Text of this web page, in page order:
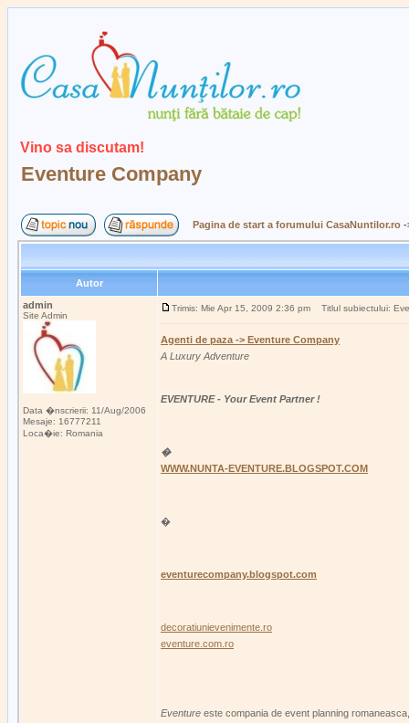
Vino sa discutam!
Eventure Company
Pagina de start a forumului CasaNuntilor.ro
Autor
admin
Site Admin
Data �nscrierii: 11/Aug/2006
Mesaje: 16777211
Loca�ie: Romania
Trimis: Mie Apr 15, 2009 2:36 pm Titlul subiectului:
Agenti de paza -> Eventure Company
A Luxury Adventure
EVENTURE - Your Event Partner !
�
WWW.NUNTA-EVENTURE.BLOGSPOT.COM
�
eventurecompany.blogspot.com
decoratiunievenimente.ro
eventure.com.ro
Eventure este compania de event planning